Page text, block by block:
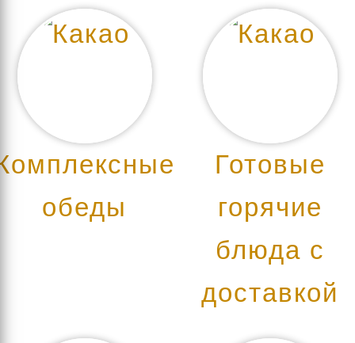
обеды
Готовые
горячие
блюда c
доставкой